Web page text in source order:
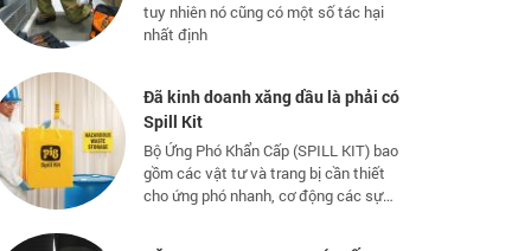
Đã kinh doanh xăng dầu là phải có
Bộ Ứng Phó Khẩn Cấp (SPILL KIT) bao
gồm các vật tư và trang bị cần thiết
cho ứng phó nhanh, cơ động các sự
cố tràn đổ dầu và hoá chất mức vừa
và nhỏ
GĂNG TAY KHO LẠNH CÓ MẤY